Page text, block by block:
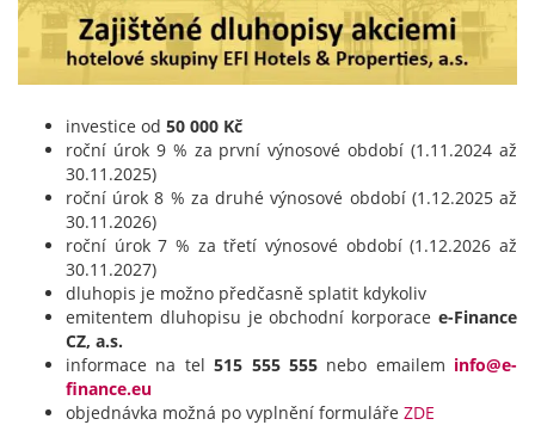
investice od 50 000 Kč
roční úrok 9 % za první výnosové období (1.11.2024 až
30.11.2025)
roční úrok 8 % za druhé výnosové období (1.12.2025 až
30.11.2026)
roční úrok 7 % za třetí výnosové období (1.12.2026 až
30.11.2027)
dluhopis je možno předčasně splatit kdykoliv
emitentem dluhopisu je obchodní korporace e-Finance
CZ, a.s.
informace na tel515 555 555nebo emailem info@e-
finance.eu
objednávka možná po vyplnění formuláře ZDE